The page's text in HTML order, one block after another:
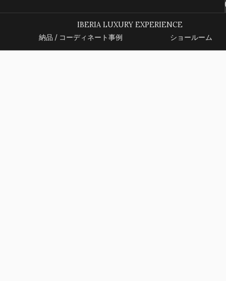
IBERIA LUXURY EXPERIENCE
納品 / コーディネート事例
ショールーム